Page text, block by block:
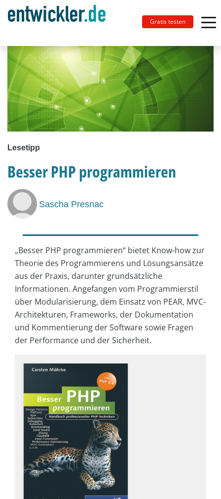
Gratis testen
Lesetipp
Besser PHP programmieren
Sascha Presnac
„Besser PHP programmieren“ bietet Know-how zur
Theorie des Programmierens und Lösungsansätze
aus der Praxis, darunter grundsätzliche
Informationen. Angefangen vom Programmierstil
über Modularisierung, dem Einsatz von PEAR, MVC-
Architekturen, Frameworks, der Dokumentation
und Kommentierung der Software sowie Fragen
der Performance und der Sicherheit.